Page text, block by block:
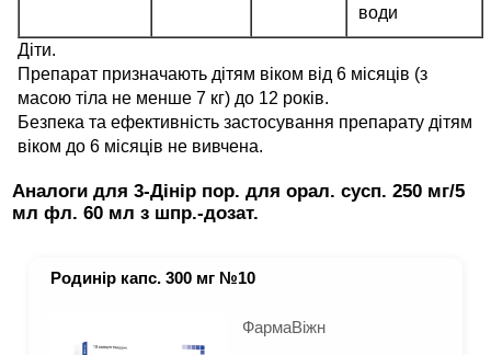
води
Діти.
Препарат призначають дітям віком від 6 місяців (з
масою тіла не менше 7 кг) до 12 років.
Безпека та ефективність застосування препарату дітям
віком до 6 місяців не вивчена.
Аналоги для 3-Дінір пор. для орал. сусп. 250 мг/5
мл фл. 60 мл з шпр.-дозат.
Родинір капс. 300 мг №10
ФармаВіжн